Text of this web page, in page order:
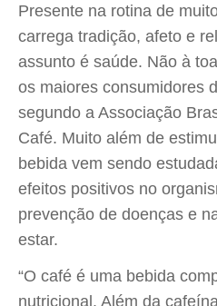
Presente na rotina de
carrega tradição, afeto e
assunto é saúde. Não à
os maiores consumidores
segundo a Associação
Café. Muito além de
bebida vem sendo
efeitos positivos no
prevenção de doenças e
estar.
“O café é uma bebida
nutricional. Além da